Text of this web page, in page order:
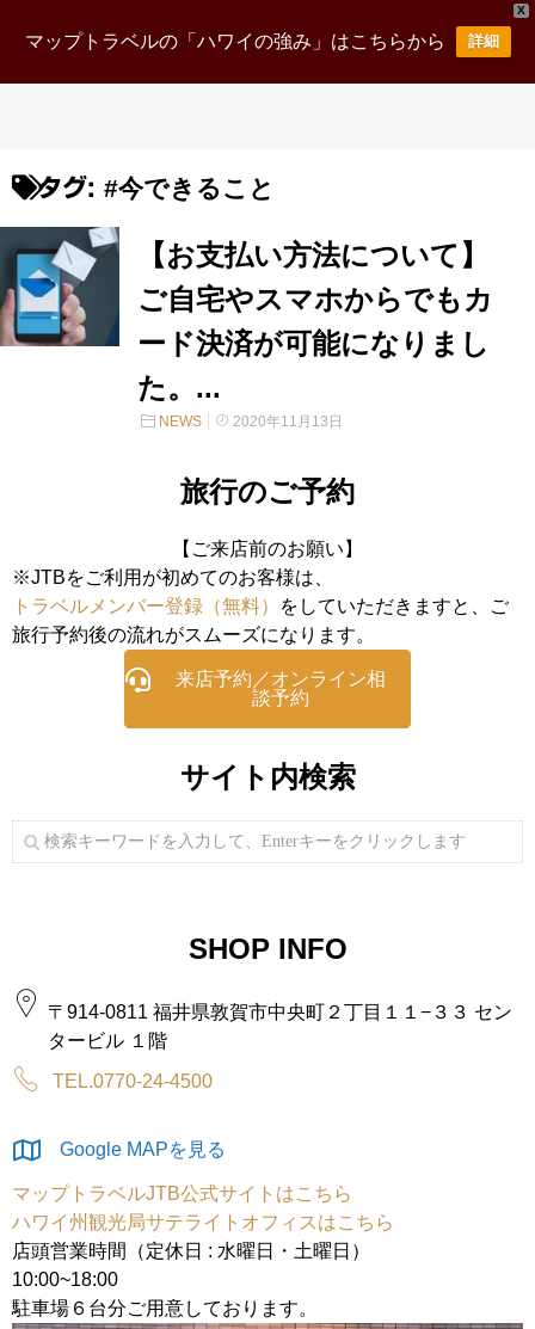
X
マップトラベルの「ハワイの強み」はこちらから 詳細
タグ: #今できること
【お支払い方法について】
ご自宅やスマホからでもカ
ード決済が可能になりまし
た。...
NEWS 2020年11月13日
旅行のご予約
【ご来店前のお願い】
※JTBをご利用が初めてのお客様は、
トラベルメンバー登録（無料）
をしていただきますと、ご
旅行予約後の流れがスムーズになります。
来店予約／オンライン相
談予約
サイト内検索
SHOP INFO
〒914-0811 福井県敦賀市中央町２丁目１１−３３ セン
タービル １階
TEL.0770-24-4500
Google MAPを見る
マップトラベルJTB公式サイトはこちら
ハワイ州観光局サテライトオフィスはこちら
店頭営業時間（定休日 : 水曜日・土曜日）
10:00~18:00
駐車場６台分ご用意しております。